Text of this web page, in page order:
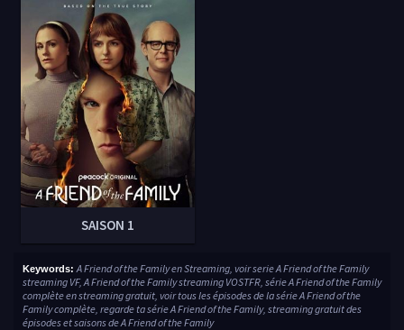
SAISON 1
Keywords: A Friend of the Family en Streaming, voir serie A Friend of the Family
streaming VF, A Friend of the Family streaming VOSTFR, série A Friend of the Family
complète en streaming gratuit, voir tous les épisodes de la série A Friend of the
Family complète, regarde ta série A Friend of the Family, streaming gratuit des
épisodes et saisons de A Friend of the Family